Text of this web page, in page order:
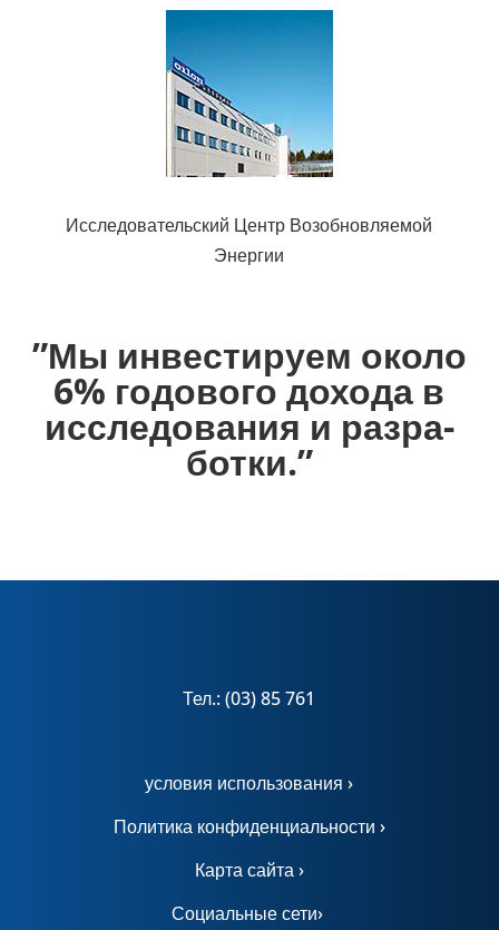
Иссле­до­ва­тель­ский Центр Воз­об­нов­ля­е­мой
Энергии
”Мы инве­сти­руем около
6% годо­вого дохода в
иссле­до­ва­ния и раз­ра­
ботки.”
Тел.: (03) 85 761
условия использования ›
Политика конфиденциальности ›
Карта сайта ›
Социальные сети›